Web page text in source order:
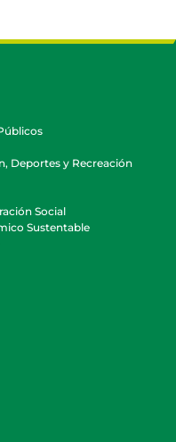
Deportes y Recreación
Social
Sustentable